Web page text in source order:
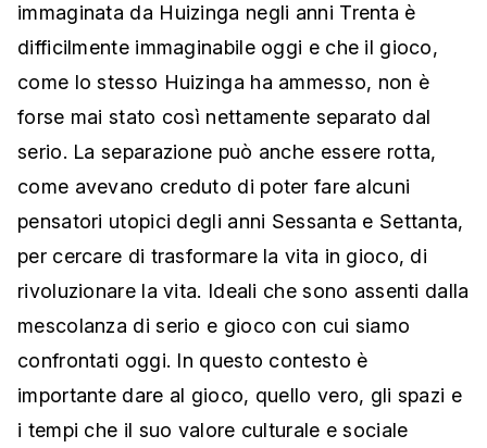
immaginata da Huizinga negli anni Trenta è
difficilmente immaginabile oggi e che il gioco,
come lo stesso Huizinga ha ammesso, non è
forse mai stato così nettamente separato dal
serio. La separazione può anche essere rotta,
come avevano creduto di poter fare alcuni
pensatori utopici degli anni Sessanta e Settanta,
per cercare di trasformare la vita in gioco, di
rivoluzionare la vita. Ideali che sono assenti dalla
mescolanza di serio e gioco con cui siamo
confrontati oggi. In questo contesto è
importante dare al gioco, quello vero, gli spazi e
i tempi che il suo valore culturale e sociale